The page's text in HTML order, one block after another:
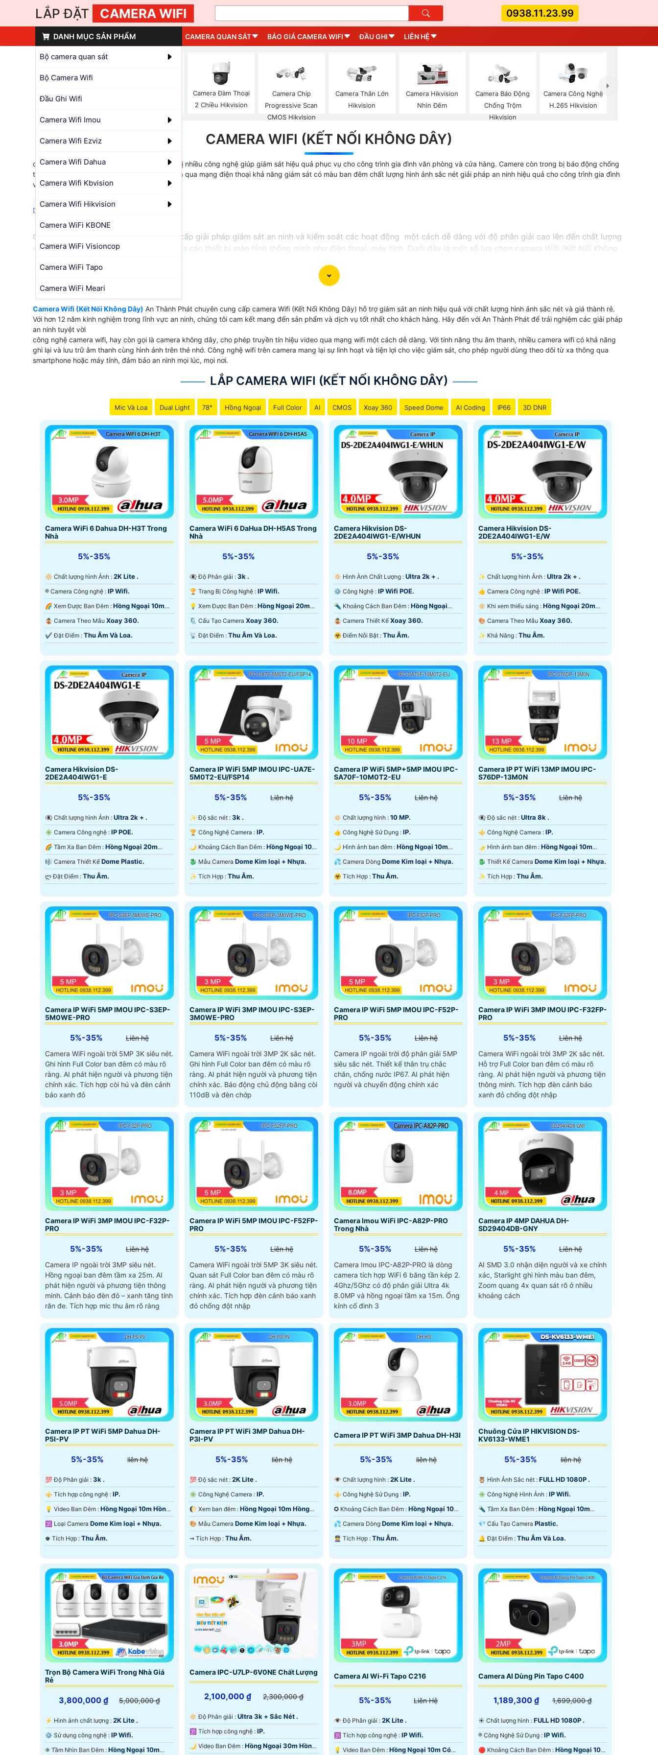
LẮP ĐẶT CAMERA WIFI 0938.11.23.99
DANH MỤC SẢN PHẨM
Bộ camera quan sát
Bộ Camera Wifi
Đầu Ghi Wifi
Camera Wifi Imou
Camera Wifi Ezviz
Camera Wifi Dahua
Camera Wifi Kbvision
Camera Wifi Hikvision
Camera WiFi KBONE
Camera WiFi Visioncop
Camera WiFi Tapo
Camera WiFi Meari
CAMERA QUAN SÁT BÁO GIÁ CAMERA WIFI ĐẦU GHI LIÊN HỆ
Camera Đàm Thoại
2 Chiều Hikvision
Camera Chip
Progressive Scan
CMOS Hikvision
Camera Thân Lớn
Hikvision
Camera Hikvision
Nhìn Đêm
Camera Báo Động
Chống Trộm
Hikvision
Camera Công Nghệ
H.265 Hikvision
CAMERA WIFI (KẾT NỐI KHÔNG DÂY)
camera Wifi (Kết Nối Không Dây) được trang bị nhiều công nghệ giúp giám sát hiệu quả phục vụ cho công trình gia đình văn phòng và cửa hàng. Camere còn trong bị báo động chống
trộm đàm thoại 2 chiều dễ dàng giám sát từ xa qua mạng điện thoại khả năng giám sát có màu ban đêm chất lượng hình ảnh sắc nét giải pháp an ninh hiệu quả cho công trình gia đình
và văn phòng
Camera Wifi (Kết Nối Không Dây) cung cấp giải pháp giám sát an ninh và kiểm soát các hoạt động một cách dễ dàng với độ phân giải cao lên đến chất lượng
4K, các chi tiết được thể hiện rõ ràng qua các thiết bị màn hình thông minh như điện thoại, máy tính. Dưới đây là một số lựa chọn camera Wifi (Kết Nối Không
Camera Wifi (Kết Nối Không Dây) An Thành Phát chuyên cung cấp camera Wifi (Kết Nối Không Dây) hỗ trợ giám sát an ninh hiệu quả với chất lượng hình ảnh sắc nét và giá thành rẻ.
Với hơn 12 năm kinh nghiệm trong lĩnh vực an ninh, chúng tôi cam kết mang đến sản phẩm và dịch vụ tốt nhất cho khách hàng. Hãy đến với An Thành Phát để trải nghiệm các giải pháp
an ninh tuyệt vời
công nghệ camera wifi, hay còn gọi là camera không dây, cho phép truyền tín hiệu video qua mạng wifi một cách dễ dàng. Với tính năng thu âm thanh, nhiều camera wifi có khả năng
ghi lại và lưu trữ âm thanh cùng hình ảnh trên thẻ nhớ. Công nghệ wifi trên camera mang lại sự linh hoạt và tiện lợi cho việc giám sát, cho phép người dùng theo dõi từ xa thông qua
smartphone hoặc máy tính, đảm bảo an ninh mọi lúc, mọi nơi.
LẮP CAMERA WIFI (KẾT NỐI KHÔNG DÂY)
Mic Và Loa Dual Light 78° Hồng Ngoại Full Color AI CMOS Xoay 360 Speed Dome AI Coding IP66 3D DNR
Camera WiFi 6 Dahua DH-H3T Trong
Nhà
5%-35%
🔆 Chất lượng hình Ảnh : 2K Lite .
®️ Camera Công nghệ : IP Wifi.
🌈 Xem Được Ban Đêm : Hồng Ngoại 10m
Hồng Ngoại Smart IR.
🤹 Camera Theo Mẫu Xoay 360.
️✔️ Đặt Điểm : Thu Âm Và Loa.
Camera WiFi 6 DaHua DH-H5AS Trong
Nhà
5%-35%
👁️‍🗨 Độ Phân giải : 3k .
🏆 Trang Bị Công Nghệ : IP Wifi.
💡 Xem Được Ban Đêm : Hồng Ngoại 20m
Hồng Ngoại Smart IR.
🗜️ Cấu Tạo Camera Xoay 360.
️📡 Đặt Điểm : Thu Âm Và Loa.
Camera Hikvision DS-
2DE2A404IWG1-E/WHUN
5%-35%
🔅 Hình Ành Chất Lượng : Ultra 2k + .
⚙ Công Nghệ : IP Wifi POE.
🔦 Khoảng Cách Ban Đêm : Hồng Ngoại
20m Hồng Ngoại SMD.
🤹 Camera Thiết Kế Xoay 360.
️☣️ Điểm Nỗi Bật : Thu Âm.
Camera Hikvision DS-
2DE2A404IWG1-E/W
5%-35%
✨ Chất lượng hình Ảnh : Ultra 2k + .
👍 Camera Công nghệ : IP Wifi POE.
🔅 Khi xem thiếu sáng : Hồng Ngoại 20m
Hồng Ngoại Smart IR.
🎨 Camera Theo Mẫu Xoay 360.
️✨ Khả Năng : Thu Âm.
Camera Hikvision DS-
2DE2A404IWG1-E
5%-35%
👁️‍🗨 Chất lượng hình Ảnh : Ultra 2k + .
✳️ Camera Công nghệ : IP POE.
🌈 Tầm Xa Ban Đêm : Hồng Ngoại 20m
Hồng Ngoại Smart IR.
🎼️ Camera Thiết Kế Dome Plastic.
️ლ Đặt Điểm : Thu Âm.
Camera IP WiFi 5MP IMOU IPC-UA7E-
5M0T2-EU/FSP14
5%-35% Liên hệ
✨ Độ sắc nét : 3k .
🏆 Công Nghệ Camera : IP.
🌙 Khoảng Cách Ban Đêm : Hồng Ngoại 10m
Hồng Ngoại SMD.
🐉️ Mẫu Camera Dome Kim loại + Nhựa.
️✨ Tích Hợp : Thu Âm.
Camera IP WiFi 5MP+5MP IMOU IPC-
SA70F-10M0T2-EU
5%-35% Liên hệ
🔅 Chất lượng hình : 10 MP.
👍 Công Nghệ Sử Dụng : IP.
🌙 Hình ảnh ban đêm : Hồng Ngoại 10m
Hồng Ngoại SMD.
💦 Camera Dòng Dome Kim loại + Nhựa.
️☣️ Tích Hợp : Thu Âm.
Camera IP PT WiFi 13MP IMOU IPC-
S76DP-13M0N
5%-35% Liên hệ
👁️‍🗨 Độ sắc nét : Ultra 8k .
⚜️ Công Nghệ Camera : IP.
🌛 Hình ảnh ban đêm : Hồng Ngoại 10m
Hồng Ngoại SMD.
🐉️ Thiết Kế Camera Dome Kim loại + Nhựa.
️✨ Tích Hợp : Thu Âm.
Camera IP WiFi 5MP IMOU IPC-S3EP-
5M0WE-PRO
5%-35%
Liên hệ
Camera WiFi ngoài trời 5MP 3K siêu nét.
Ghi hình Full Color ban đêm có màu rõ
ràng. AI phát hiện người và phương tiện
chính xác. Tích hợp còi hú và đèn cảnh
báo xanh đỏ
Camera IP WiFi 3MP IMOU IPC-S3EP-
3M0WE-PRO
5%-35%
Liên hệ
Camera WiFi ngoài trời 3MP 2K sắc nét.
Ghi hình Full Color ban đêm có màu rõ
ràng. AI phát hiện người và phương tiện
chính xác. Báo động chủ động bằng còi
110dB và đèn chớp
Camera IP WiFi 5MP IMOU IPC-F52P-
PRO
5%-35%
Liên hệ
Camera IP ngoài trời độ phân giải 5MP
siêu sắc nét. Thiết kế thân trụ chắc
chắn, chống nước IP67. AI phát hiện
người và chuyển động chính xác
Camera IP WiFi 3MP IMOU IPC-F32FP-
PRO
5%-35%
Liên hệ
Camera WiFi ngoài trời 3MP 2K sắc nét.
Hỗ trợ Full Color ban đêm có màu rõ
ràng. AI phát hiện người và phương tiện
thông minh. Tích hợp đèn cảnh báo
xanh đỏ chống đột nhập
Camera IP WiFi 3MP IMOU IPC-F32P-
PRO
5%-35%
Liên hệ
Camera IP ngoài trời 3MP siêu nét.
Hồng ngoại ban đêm tầm xa 25m. AI
phát hiện người và phương tiện thông
minh. Cảnh báo đèn đỏ – xanh tăng tính
răn đe. Tích hợp mic thu âm rõ ràng
Camera IP WiFi 5MP IMOU IPC-F52FP-
PRO
5%-35%
Liên hệ
Camera WiFi ngoài trời 5MP 3K siêu nét.
Quan sát Full Color ban đêm có màu rõ
ràng. AI phát hiện người và phương tiện
chính xác. Tích hợp đèn cảnh báo xanh
đỏ chống đột nhập
Camera Imou WiFi IPC-A82P-PRO
Trong Nhà
5%-35%
Liên hệ
Camera Imou IPC-A82P-PRO là dòng
camera tích hợp WiFi 6 băng tần kép 2.
4Ghz/5Ghz có độ phân giải Ultra 4k
8.0MP và hồng ngoại tầm xa 15m. Ống
kính cố đinh 3
Camera IP 4MP DAHUA DH-
SD29404DB-GNY
5%-35%
Liên hệ
AI SMD 3.0 nhận diện người và xe chính
xác, Starlight ghi hình màu ban đêm,
Zoom quang 4x quan sát rõ ở nhiều
khoảng cách
Camera IP PT WiFi 5MP Dahua DH-
P5I-PV
5%-35% liên hệ
💯 Độ Phân giải : 3k .
⚜️ Tích hợp công nghệ : IP.
💡 Video Ban Đêm : Hồng Ngoại 10m Hồng
Ngoại SMD.
🕉️ Loại Camera Dome Kim loại + Nhựa.
️♚ Tích Hợp : Thu Âm.
Camera IP PT WiFi 3MP Dahua DH-
P3I-PV
5%-35% liên hệ
💯 Độ sắc nét : 2K Lite .
✳️ Công Nghệ Camera : IP.
🌔 Xem ban đêm : Hồng Ngoại 10m Hồng
Ngoại SMD.
🎨 Mẫu Camera Dome Kim loại + Nhựa.
️⇝ Tích Hợp : Thu Âm.
Camera IP PT WiFi 3MP Dahua DH-H3I
5%-35% liên hệ
👁 Chất lượng hình : 2K Lite .
⚜️ Công Nghệ Sử Dụng : IP.
✪ Khoảng Cách Ban Đêm : Hồng Ngoại 10m
Hồng Ngoại SMD.
💦 Camera Dòng Dome Kim loại + Nhựa.
️👮 Tích Hợp : Thu Âm.
Chuông Cửa IP HIKVISION DS-
KV6133-WME1
5%-35% liên hệ
🦉 Hình Ảnh Sắc nét : FULL HD 1080P .
✳️ Công Nghệ Hình Ảnh : IP Wifi.
🔦 Tầm Xa Ban Đêm : Hồng Ngoại 10m
Hồng Ngoại SMD.
💎 Cấu Tạo Camera Plastic.
️🔔 Đặt Điểm : Thu Âm Và Loa.
Trọn Bộ Camera WiFi Trong Nhà Giá
Rẻ
3,800,000 ₫ 5,000,000 ₫
️⚡ Hình ảnh chất lượng : 2K Lite .
⚙ Sử dụng công nghệ : IP Wifi.
❈ Tầm Nhìn Ban Đêm : Hồng Ngoại 10m
Camera IPC-U7LP-6V0NE Chất Lượng
2,100,000 ₫ 2,300,000 ₫
🔅 Độ Phân giải : Ultra 3k + Sắc Nét .
🕉️ Tích hợp công nghệ : IP.
🌙 Video Ban Đêm : Hồng Ngoại 30m Hồng
Camera AI Wi-Fi Tapo C216
5%-35% Liên Hệ
👁 Độ Phân giải : 2K Lite .
🕉️ Tích hợp công nghệ : IP Wifi.
💡 Video Ban Đêm : Hồng Ngoại 10m Có
Camera AI Dùng Pin Tapo C400
1,189,300 ₫ 1,699,000 ₫
☀️ Chất lượng hình : FULL HD 1080P .
®️ Công Nghệ Sử Dụng : IP Wifi.
🔴 Khoảng Cách Ban Đêm : Hồng Ngoại 10m